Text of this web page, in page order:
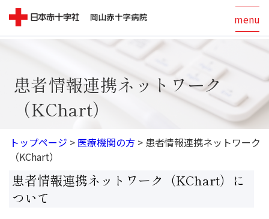
menu
患者情報連携ネットワーク
（KChart）
トップページ > 医療機関の方 > 患者情報連携ネットワーク
（KChart）
患者情報連携ネットワーク（KChart）に
ついて